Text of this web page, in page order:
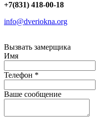
+7(831) 418-00-18
info@dveriokna.org
Вызвать замерщика
Имя
Телефон *
Ваше сообщение